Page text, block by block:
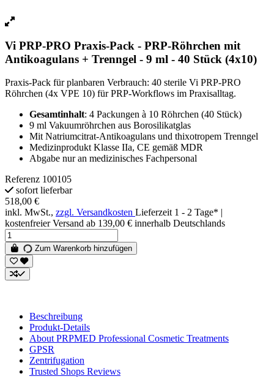
Vi PRP-PRO Praxis-Pack - PRP-Röhrchen mit
Antikoagulans + Trenngel - 9 ml - 40 Stück (4x10)
Praxis-Pack für planbaren Verbrauch: 40 sterile Vi PRP-PRO
Röhrchen (4x VPE 10) für PRP-Workflows im Praxisalltag.
Gesamtinhalt: 4 Packungen à 10 Röhrchen (40 Stück)
9 ml Vakuumröhrchen aus Borosilikatglas
Mit Natriumcitrat-Antikoagulans und thixotropem Trenngel
Medizinprodukt Klasse IIa, CE gemäß MDR
Abgabe nur an medizinisches Fachpersonal
Referenz 100105
sofort lieferbar
518,00 €
inkl. MwSt., zzgl. Versandkosten Lieferzeit 1 - 2 Tage* |
kostenfreier Versand ab 139,00 € innerhalb Deutschlands
Zum Warenkorb hinzufügen
Beschreibung
Produkt-Details
About PRPMED Professional Cosmetic Treatments
GPSR
Zentrifugation
Trusted Shops Reviews